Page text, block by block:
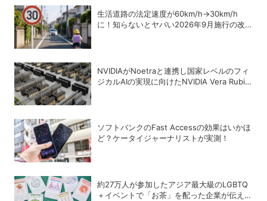
生活道路の法定速度が60km/h→30km/h
に！知らないとヤバい2026年9月施行の改
NVIDIAがNoetraと連携し国家レベルのフィ
ジカルAIの実現に向けたNVIDIA Vera Rubin
ソフトバンクのFast Accessの効果はいかほ
ど？ケータイジャーナリストが実測！
約27万人が参加したアジア最大級のLGBTQ
＋イベントで「お茶」を配った企業が伝えた